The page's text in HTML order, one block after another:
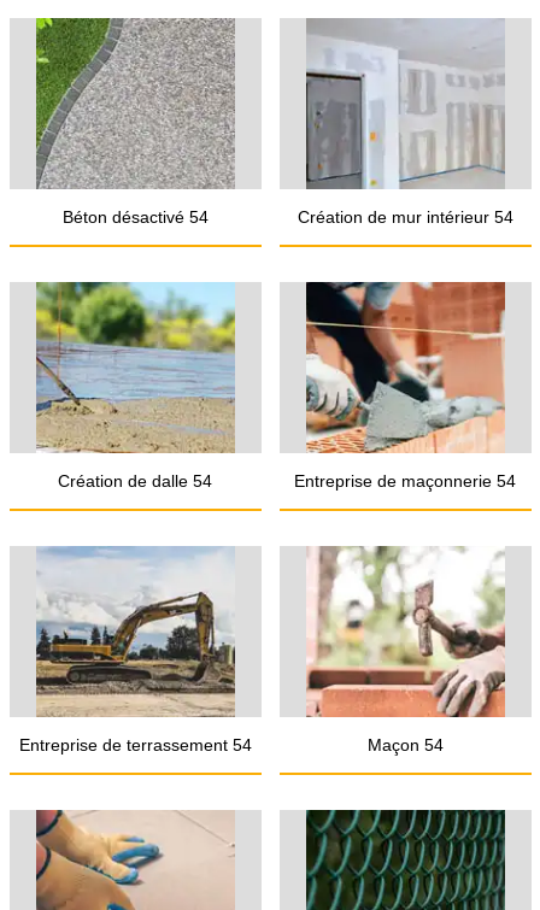
Béton désactivé 54 Création de mur intérieur 54
Création de dalle 54 Entreprise de maçonnerie 54
Entreprise de terrassement 54 Maçon 54